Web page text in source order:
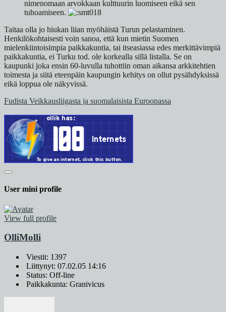
nimenomaan arvokkaan kulttuurin luomiseen eikä sen
tuhoamiseen.
Taitaa olla jo hiukan liian myöhäistä Turun pelastaminen.
Henkilökohtaisesti voin sanoa, että kun mietin Suomen
mielenkiintoisimpia paikkakuntia, tai itseasiassa edes merkittävimpiä
paikkakuntia, ei Turku tod. ole korkealla sillä listalla. Se on
kaupunki joka ensin 60-luvulla tuhottiin oman aikansa arkkitehtien
toimesta ja siitä eteenpäin kaupungin kehitys on ollut pysähdyksissä
eikä loppua ole näkyvissä.
Fudista Veikkausliigasta ja suomalaisista Euroopassa
User mini profile
View full profile
OlliMolli
Viestit: 1397
Liittynyt: 07.02.05 14:16
Status: Off-line
Paikkakunta: Granivicus